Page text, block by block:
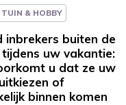
TUIN & HOBBY
inbrekers buiten de
uw vakantie:
u dat ze uw
of
binnen komen